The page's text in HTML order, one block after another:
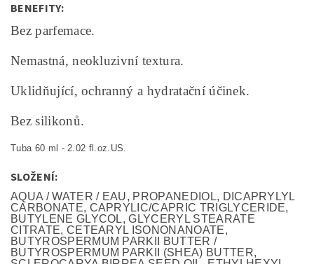
BENEFITY:
Bez parfemace.
Nemastná, neokluzivní textura.
Uklidňující, ochranný a hydratační účinek.
Bez silikonů.
Tuba 60 ml - 2.02 fl.oz.US.
SLOŽENÍ:
AQUA / WATER / EAU, PROPANEDIOL, DICAPRYLYL
CARBONATE, CAPRYLIC/CAPRIC TRIGLYCERIDE,
BUTYLENE GLYCOL, GLYCERYL STEARATE
CITRATE, CETEARYL ISONONANOATE,
BUTYROSPERMUM PARKII BUTTER /
BUTYROSPERMUM PARKII (SHEA) BUTTER,